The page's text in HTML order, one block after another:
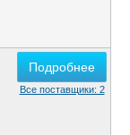
Подробнее
Все поставщики: 2